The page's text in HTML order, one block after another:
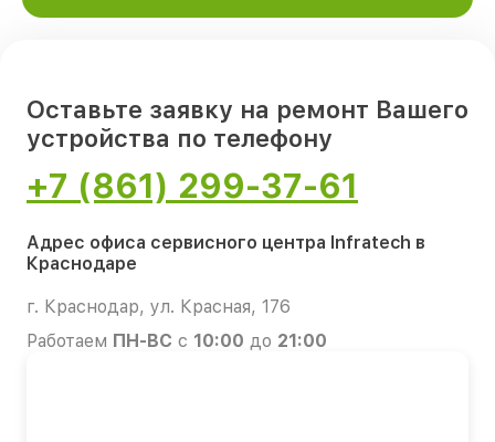
Оставьте заявку на ремонт Вашего
устройства по телефону
+7 (861) 299-37-61
Адрес офиса сервисного центра Infratech в
Краснодаре
г. Краснодар, ул. Красная, 176
Работаем ПН-ВС с 10:00 до 21:00